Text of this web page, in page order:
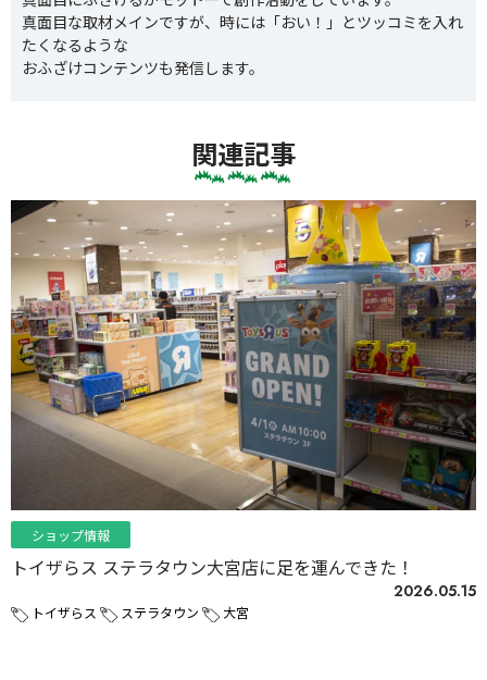
真面目な取材メインですが、時には「おい！」とツッコミを入れ
たくなるような
おふざけコンテンツも発信します。
関連記事
ショップ情報
トイザらス ステラタウン大宮店に足を運んできた！
2026.05.15
トイザらス ステラタウン 大宮